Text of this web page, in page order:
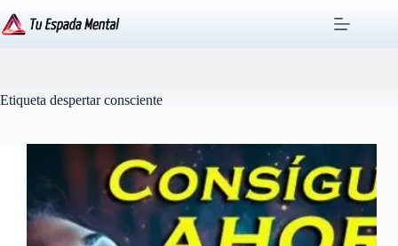
al
contenido
Etiqueta despertar consciente